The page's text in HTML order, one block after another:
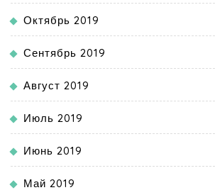
Октябрь 2019
Сентябрь 2019
Август 2019
Июль 2019
Июнь 2019
Май 2019